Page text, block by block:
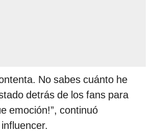
No sabes cuánto he
detrás de los fans para
emoción!”, continuó